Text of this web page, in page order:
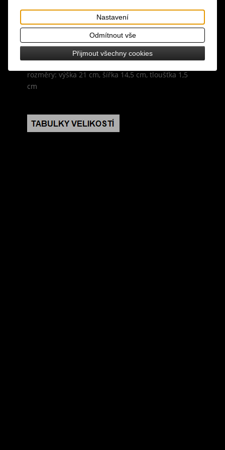
pozvedne vaši pracovní plochu mystickým
motivem čmeláka, který je zvýrazněn zlatými okraji
stránek a stužkovou záložkou, obsahuje 100 listů /
200 linkovaných stran
rozměry: výška 21 cm, šířka 14,5 cm, tloušťka 1,5
cm
Nastavení
Odmítnout vše
Přijmout všechny cookies